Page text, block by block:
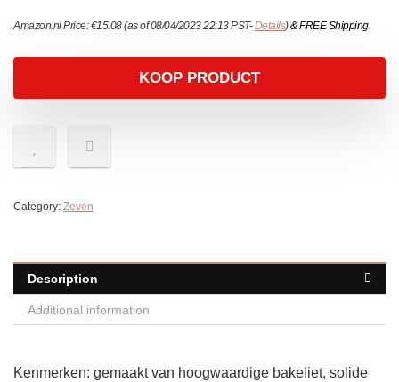
Amazon.nl Price:€15.08(as of 08/04/2023 22:13 PST-Details)&FREE Shipping.
KOOP PRODUCT
Category: Zeven
Description
Additional information
Kenmerken: gemaakt van hoogwaardige bakeliet, solide